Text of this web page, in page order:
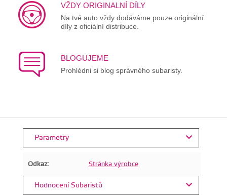
VŽDY ORIGINALNÍ DÍLY
Na tvé auto vždy dodáváme pouze originální
díly z oficiální distribuce.
BLOGUJEME
Prohlédni si blog správného subaristy.
Parametry
Odkaz: Stránka výrobce
Hodnocení Subaristů